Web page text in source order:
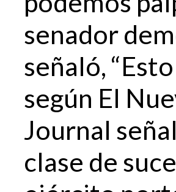
senador
señaló,
según El
Journal
clase de